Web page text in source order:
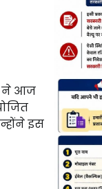
ने आज
इस